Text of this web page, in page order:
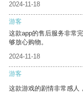
2024-11-18
游客
这款app的售后服务非常
够放心购物。
2024-11-18
游客
这款游戏的剧情非常感人